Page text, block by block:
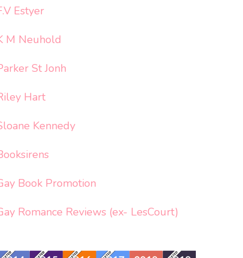
Estyer
M Neuhold
St Jonh
Hart
Kennedy
Book Promotion
Romance Reviews (ex- LesCourt)